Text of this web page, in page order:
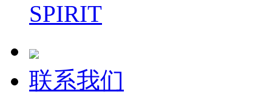
SPIRIT
联系我们